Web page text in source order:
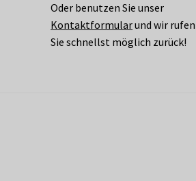
Oder benutzen Sie unser
Kontaktformularund wir rufen
Sie schnellst möglich zurück!